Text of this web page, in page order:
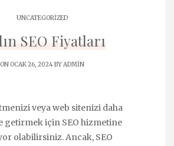
UNCATEGORIZED
SEO Fiyatları
ON OCAK 26, 2024 BYADMIN
veya web sitenizi daha
getirmek için SEO hizmetine
olabilirsiniz. Ancak, SEO